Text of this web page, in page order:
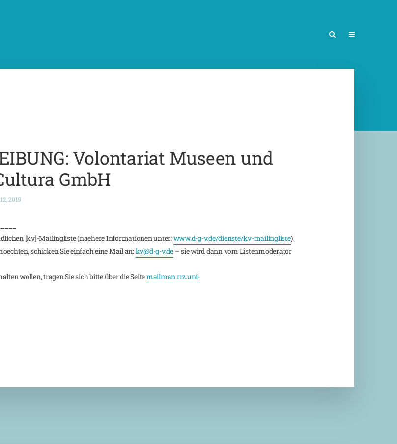
Volontariat Museen und
GmbH
2019
[kv]-Mailingliste (naehere Informationen unter:www.d-g-v.de/dienste/kv-mailingliste).
schicken Sie einfach eine Mail an:kv@d-g-v.de– sie wird dann vom Listenmoderator
wollen, tragen Sie sich bitte über die Seitemailman.rrz.uni-